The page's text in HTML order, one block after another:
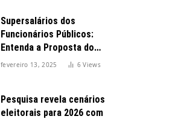
Supersalários dos
Funcionários Públicos:
Entenda a Proposta do
Governo para Limitar
fevereiro 13, 2025 6Views
Pesquisa revela cenários
eleitorais para 2026 com